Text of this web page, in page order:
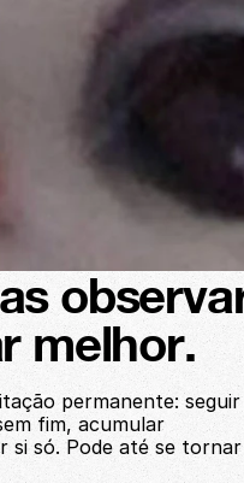
melhor.
permanente: seguir
fim, acumular
si só. Pode até se tornar